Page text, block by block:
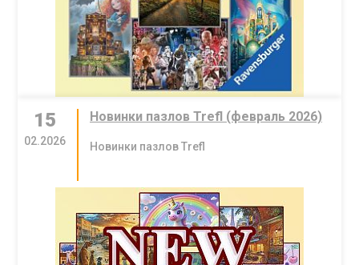
15
02.2026
Новинки пазлов Trefl (февраль 2026)
Новинки пазлов Trefl